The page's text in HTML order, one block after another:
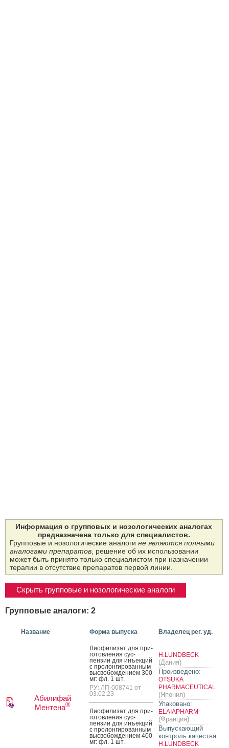
Информация о групповых и нозологических аналогах
предназначена только для специалистов.
Групповые и нозологические аналоги не являются полными
аналогами препаратов , решение об их использовании
может быть принято только специалистом при назначении
терапии в отсутствие препаратов первой линии.
Скрыть групповые и нозологические аналоги
Групповые аналоги: 2
Название Форма выпуска Владелец рег. уд.
Абилифай
Ментена®
Ли­офи­лизат для при­
готов­ле­ния сус­
пензии для инъ­ек­ций
с про­лон­ги­рован­ным
выс­во­бож­де­ни­ем 300
мг: фл. 1 шт.
РУ: ЛП-008741 от
03.02.23
Ли­офи­лизат для при­
готов­ле­ния сус­
пензии для инъ­ек­ций
с про­лон­ги­рован­ным
выс­во­бож­де­ни­ем 400
мг: фл. 1 шт.
H.LUNDBECK
(Дания)
Произведено:
OTSUKA
PHARMACEUTICAL
(Япония)
Упаковано:
ELAIAPHARM
(Франция)
Выпускающий
контроль качества:
H.LUNDBECK